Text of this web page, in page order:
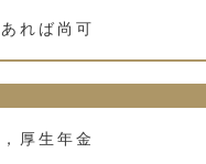
れば尚可
厚生年金